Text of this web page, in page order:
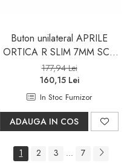
Buton unilateral APRILE
ORTICA R SLIM 7MM SC -
crom satinat - mobil
177,94 Lei
160,15 Lei
In Stoc Furnizor
ADAUGA IN COS
1 2 3 ... 7